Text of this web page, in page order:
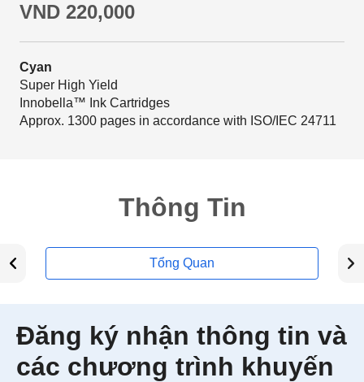
VND 220,000
Cyan
Super High Yield
Innobella™ Ink Cartridges
Approx. 1300 pages in accordance with ISO/IEC 24711
Thông Tin
Tổng Quan
Đăng ký nhận thông tin và
các chương trình khuyến